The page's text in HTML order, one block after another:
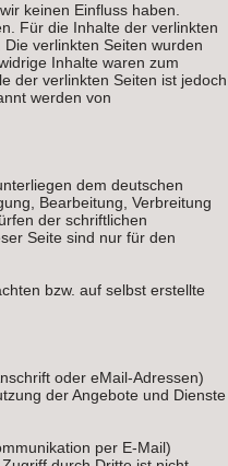
keinen Einfluss haben.
Für die Inhalte der verlinkten
verlinkten Seiten wurden
Inhalte waren zum
der verlinkten Seiten ist jedoch
werden von
dem deutschen
Bearbeitung, Verbreitung
der schriftlichen
Seite sind nur für den
bzw. auf selbst erstellte
oder eMail-Adressen)
der Angebote und Dienste
per E-Mail)